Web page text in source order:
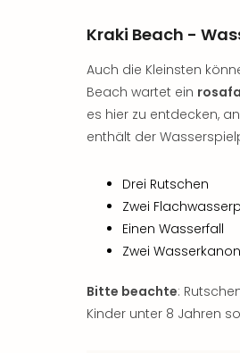
Kraki Beach -
Auch die Kleinsten
Beach wartet ein
es hier zu entdecken,
enthält der
Drei Rutschen
Zwei
Einen Wasserfall
Zwei
Bitte beachte:
Kinder unter 8 Jahren